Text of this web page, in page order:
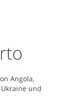
Angola,
und